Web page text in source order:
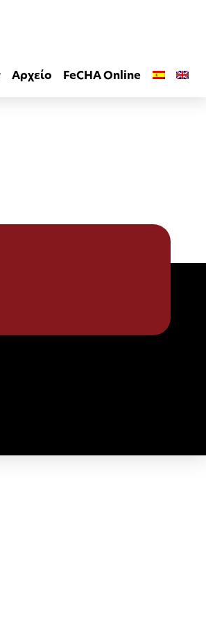
Αρχείο FeCHA Online